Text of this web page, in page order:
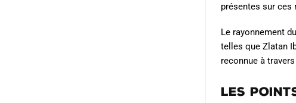
présentes sur ces
Le rayonnement
telles que Zlatan
reconnue à
Les